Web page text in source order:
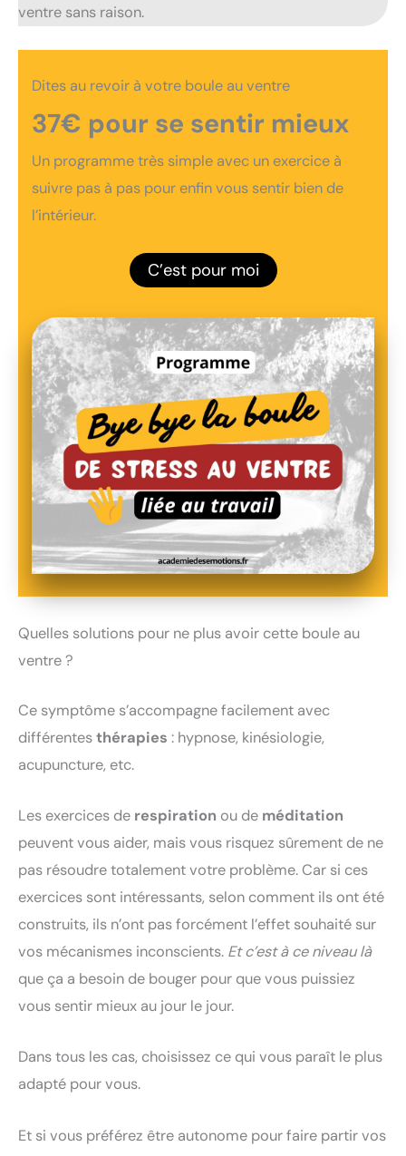
ventre sans raison.
Dites au revoir à votre boule au ventre
37€ pour se sentir mieux
Un programme très simple avec un exercice à
suivre pas à pas pour enfin vous sentir bien de
l’intérieur.
C’est pour moi
Quelles solutions pour ne plus avoir cette boule au
ventre ?
Ce symptôme s’accompagne facilement avec
différentesthérapies : hypnose, kinésiologie,
acupuncture, etc.
Les exercices de respiration ou de méditation
peuvent vous aider, mais vous risquez sûrement de ne
pas résoudre totalement votre problème. Car si ces
exercices sont intéressants, selon comment ils ont été
construits, ils n’ont pas forcément l’effet souhaité sur
vos mécanismes inconscients. Et c’est à ce niveau là
que ça a besoin de bouger pour que vous puissiez
vous sentir mieux au jour le jour.
Dans tous les cas, choisissez ce qui vous paraît le plus
adapté pour vous.
Et si vous préférez être autonome pour faire partir vos